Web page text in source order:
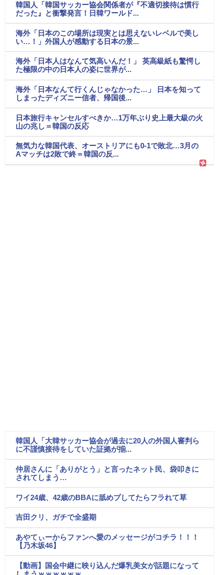
韓国人「韓国サッカー協会関係者が『不適切接待は慣行
だった』と衝撃発言！日韓ワールド...
海外「日本のこの場所は現実とは思えないレベルで美し
い…！」外国人が感動する日本の景...
海外「日本人はなんて気高いんだ！」 英高級紙も驚愕し
た極限の中の日本人の姿に世界が...
海外「日本なんて行くんじゃなかった…」 日本を知って
しまったディズニー信者、帰国後...
日本旅行キャンセルすべきか…1万年ぶり史上最大級の火
山の兆し＝韓国の反応
無気力な韓国代表、オーストリアにも0-1で敗北…3月の
Aマッチは2敗で終＝韓国の反...
韓国人「大韓サッカー協会が過去に20人の外国人審判ら
に不謹慎接待をしていた証拠が揃...
仲居さんに「ありがとう」と言ったネット民、袋叩きに
されてしまう…
ワイ24歳、42歳のBBAに舐めプしてたらフラれて草
吉田クリ、ガチで全盛期
あやてぃーからファンへ愛のメッセージがコチラ！！！
【乃木坂46】
【動画】国会中継に映り込んだ爆乳美女が話題になって